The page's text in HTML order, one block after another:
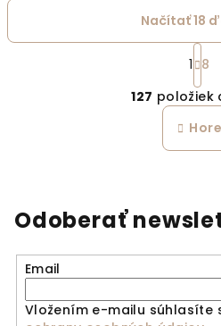
Načítať 18
1 8
127 položiek
Hore
Odoberať
Email
Vložením e-mailu súhlasíte